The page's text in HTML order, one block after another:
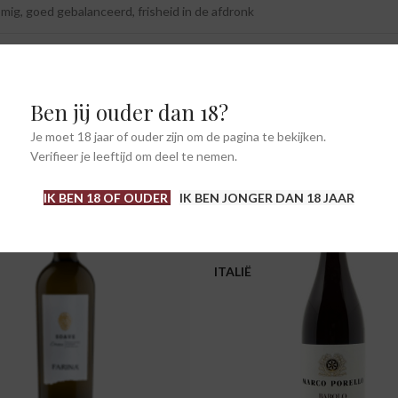
Ben jij ouder dan 18?
Je moet 18 jaar of ouder zijn om de pagina te bekijken.
Verifieer je leeftijd om deel te nemen.
IK BEN 18 OF OUDER IK BEN JONGER DAN 18 JAAR
goed gebalanceerd, frisheid in de afdronk
ITALIË